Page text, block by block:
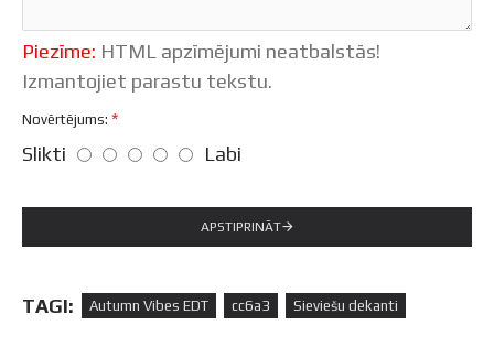
Piezīme: HTML apzīmējumi neatbalstās!
Izmantojiet parastu tekstu.
Novērtējums:
Slikti Labi
APSTIPRINĀT
TAGI: Autumn Vibes EDT cc6a3 Sieviešu dekanti